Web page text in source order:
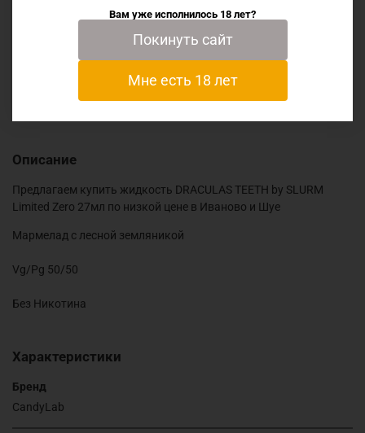
Характеристики
Описание
Предлагаем купить жидкость DRACULAS TEETH by SLURM
Limited Zero 27мл по низкой цене в Иваново и Шуе
Мармелад с лесной земляникой
Vg/Pg 50/50
Без Никотина
Характеристики
Бренд
CandyLab
Вам уже исполнилось 18 лет?
Покинуть сайт
Мне есть 18 лет